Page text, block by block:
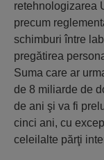
retehnologizarea
precum
schimburi între
pregătirea
Suma care ar
de 8 miliarde de
de ani şi va fi
cinci ani, cu
celeilalte părţi